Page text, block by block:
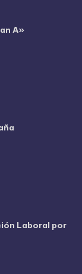
A»
Laboral por